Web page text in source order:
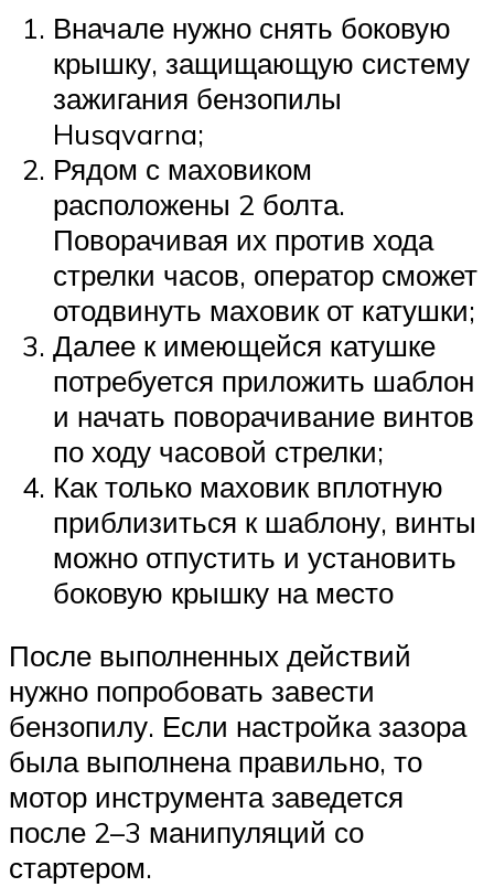
Вначале нужно снять боковую
крышку, защищающую систему
зажигания бензопилы
Husqvarna;
Рядом с маховиком
расположены 2 болта.
Поворачивая их против хода
стрелки часов, оператор сможет
отодвинуть маховик от катушки;
Далее к имеющейся катушке
потребуется приложить шаблон
и начать поворачивание винтов
по ходу часовой стрелки;
Как только маховик вплотную
приблизиться к шаблону, винты
можно отпустить и установить
боковую крышку на место
После выполненных действий
нужно попробовать завести
бензопилу. Если настройка зазора
была выполнена правильно, то
мотор инструмента заведется
после 2–3 манипуляций со
стартером.